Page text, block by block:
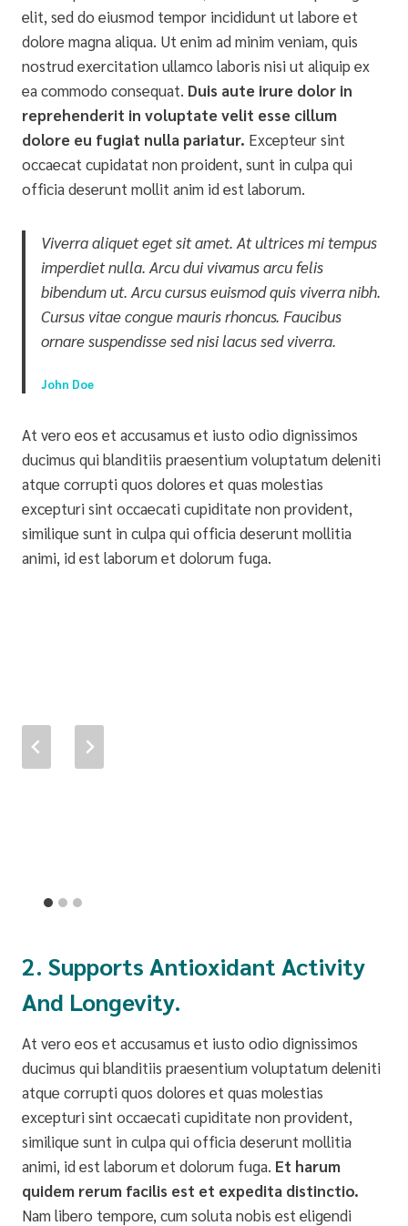
elit, sed do eiusmod tempor incididunt ut labore et
dolore magna aliqua. Ut enim ad minim veniam, quis
nostrud exercitation ullamco laboris nisi ut aliquip ex
ea commodo consequat. Duis aute irure dolor in
reprehenderit in voluptate velit esse cillum
dolore eu fugiat nulla pariatur. Excepteur sint
occaecat cupidatat non proident, sunt in culpa qui
officia deserunt mollit anim id est laborum.
Viverra aliquet eget sit amet. At ultrices mi tempus
imperdiet nulla. Arcu dui vivamus arcu felis
bibendum ut. Arcu cursus euismod quis viverra nibh.
Cursus vitae congue mauris rhoncus. Faucibus
ornare suspendisse sed nisi lacus sed viverra.
John Doe
At vero eos et accusamus et iusto odio dignissimos
ducimus qui blanditiis praesentium voluptatum deleniti
atque corrupti quos dolores et quas molestias
excepturi sint occaecati cupiditate non provident,
similique sunt in culpa qui officia deserunt mollitia
animi, id est laborum et dolorum fuga.
2. Supports Antioxidant Activity
And Longevity.
At vero eos et accusamus et iusto odio dignissimos
ducimus qui blanditiis praesentium voluptatum deleniti
atque corrupti quos dolores et quas molestias
excepturi sint occaecati cupiditate non provident,
similique sunt in culpa qui officia deserunt mollitia
animi, id est laborum et dolorum fuga. Et harum
quidem rerum facilis est et expedita distinctio.
Nam libero tempore, cum soluta nobis est eligendi